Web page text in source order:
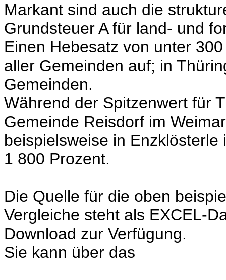
Markant sind auch die
Grundsteuer A für land- und
Einen Hebesatz von unter
aller Gemeinden auf; in
Gemeinden.
Während der Spitzenwert für
Gemeinde Reisdorf im
beispielsweise in
1 800 Prozent.
Die Quelle für die oben
Vergleiche steht als EXCEL-
Download zur Verfügung.
Sie kann über das